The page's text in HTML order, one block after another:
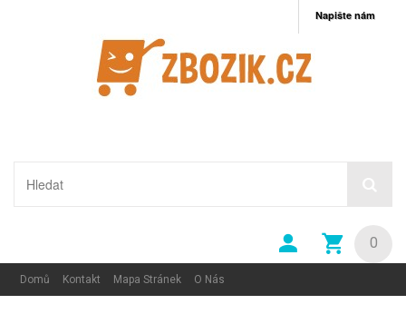
Napište nám
0
Domů Kontakt Mapa Stránek O Nás